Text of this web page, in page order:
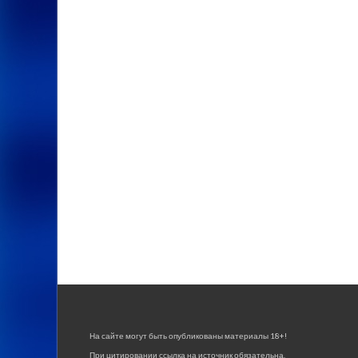
На сайте могут быть опубликованы материалы 18+!
При цитировании ссылка на источник обязательна.